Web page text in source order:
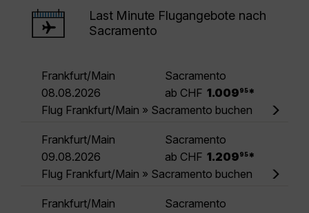
Last Minute Flugangebote nach
Sacramento
Frankfurt/Main
Sacramento
08.08.2026
ab CHF 1.009 95 *
Flug Frankfurt/Main » Sacramento buchen
Frankfurt/Main
Sacramento
09.08.2026
ab CHF 1.209 95 *
Flug Frankfurt/Main » Sacramento buchen
Frankfurt/Main
Sacramento